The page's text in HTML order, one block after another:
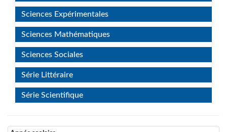
Sciences Expérimentales
Sciences Mathématiques
Sciences Sociales
Série Littéraire
Série Scientifique